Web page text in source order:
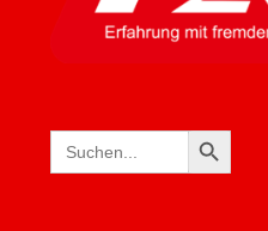
Search
for:
SEARCH BUTTON